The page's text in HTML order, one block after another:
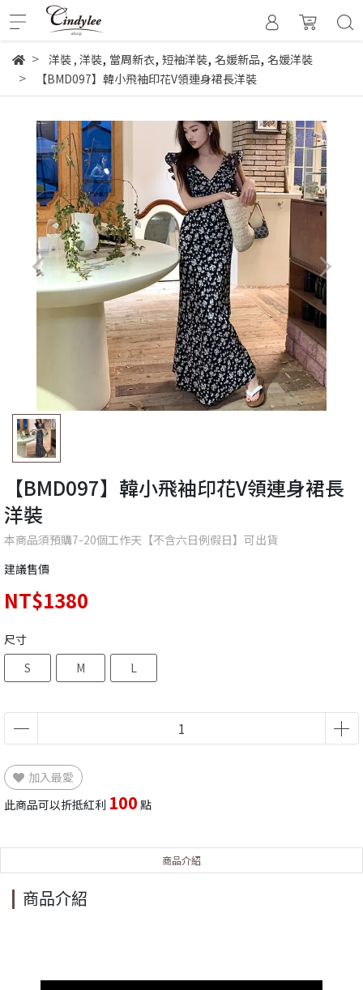
洋裝, 洋裝, 當周新衣, 短袖洋裝, 名媛新品, 名媛洋裝
【BMD097】韓小飛袖印花V領連身裙長洋裝
【BMD097】韓小飛袖印花V領連身裙長
洋裝
本商品須預購7-20個工作天【不含六日例假日】可出貨
建議售價
NT$1380
尺寸
S
M L
加入最愛
此商品可以折抵紅利 100 點
商品介紹
商品介紹